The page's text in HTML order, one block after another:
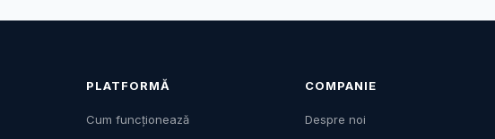
PLATFORMĂ
Cum funcționează
COMPANIE
Despre noi